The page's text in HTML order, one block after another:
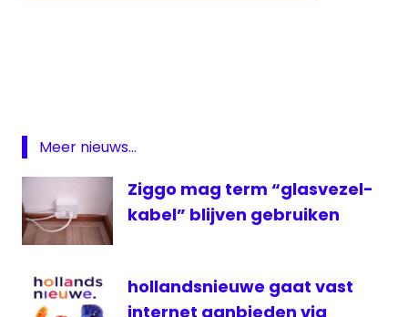
Meer nieuws...
Ziggo mag term “glasvezel-
kabel” blijven gebruiken
hollandsnieuwe gaat vast
internet aanbieden via